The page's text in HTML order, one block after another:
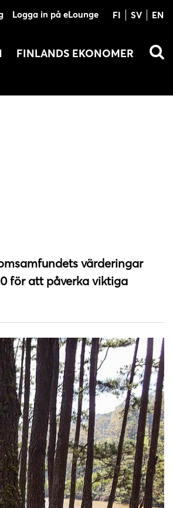
Logga in på eLounge FI SV EN
FINLANDS EKONOMER
värderingar
för att påverka viktiga